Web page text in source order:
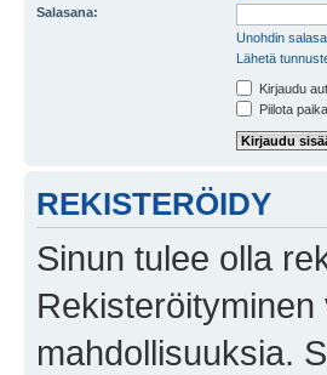
Salasana:
Unohdin
Lähetä
Kirjaudu
Piilota
REKISTERÖIDY
Sinun tulee olla
mahdollisuuksia.